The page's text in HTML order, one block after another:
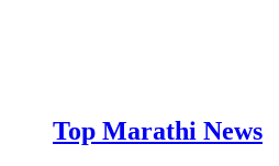
Top Marathi News